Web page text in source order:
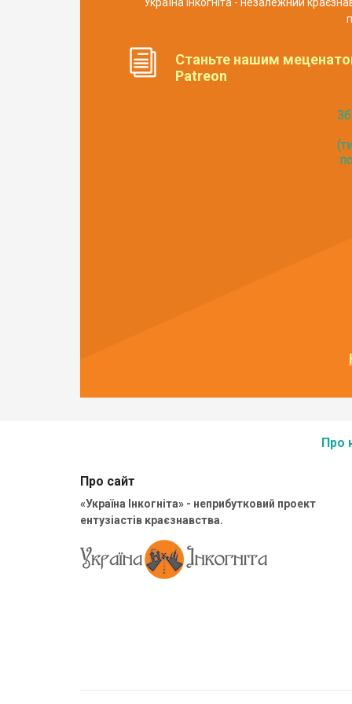
Станьте нашим
Patreon
Про
Про сайт
«Україна Інкогніта» - неприбутковий проект
ентузіастів краєзнавства.